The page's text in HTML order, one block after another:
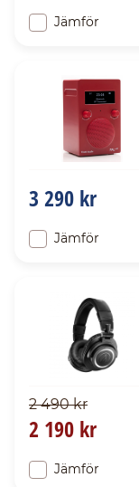
Jämför
3 290 kr
Jämför
2 490 kr
2 190 kr
Jämför